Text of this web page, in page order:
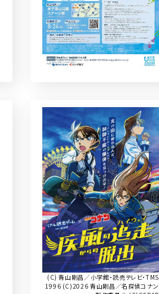
(C) 青山剛昌／小学館・読売テレビ・TMS
1996 (C)2026 青山剛昌／名探偵コナン